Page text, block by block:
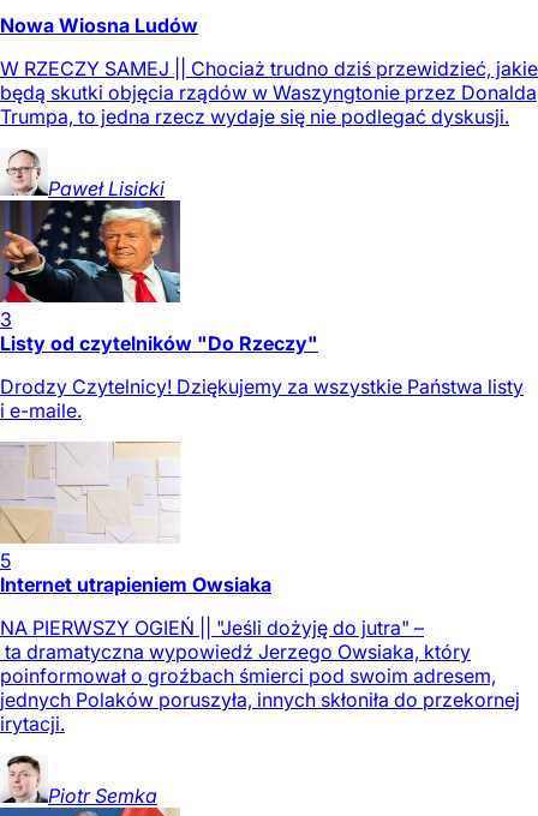
Nowa Wiosna Ludów
W RZECZY SAMEJ || Chociaż trudno dziś przewidzieć, jakie
będą skutki objęcia rządów w Waszyngtonie przez Donalda
Trumpa, to jedna rzecz wydaje się nie podlegać dyskusji.
Paweł Lisicki
3
Listy od czytelników "Do Rzeczy"
Drodzy Czytelnicy! Dziękujemy za wszystkie Państwa listy
i e-maile.
5
Internet utrapieniem Owsiaka
NA PIERWSZY OGIEŃ || "Jeśli dożyję do jutra" –
ta dramatyczna wypowiedź Jerzego Owsiaka, który
poinformował o groźbach śmierci pod swoim adresem,
jednych Polaków poruszyła, innych skłoniła do przekornej
irytacji.
Piotr Semka